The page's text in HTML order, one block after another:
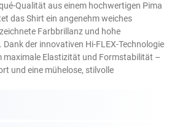
Qualität aus einem hochwertigen Pima
das Shirt ein angenehm weiches
Farbbrillanz und hohe
der innovativen Hi-FLEX-Technologie
maximale Elastizität und Formstabilität –
und eine mühelose, stilvolle